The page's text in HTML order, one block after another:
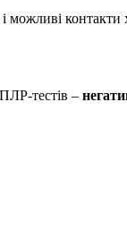
можливі
тестів –